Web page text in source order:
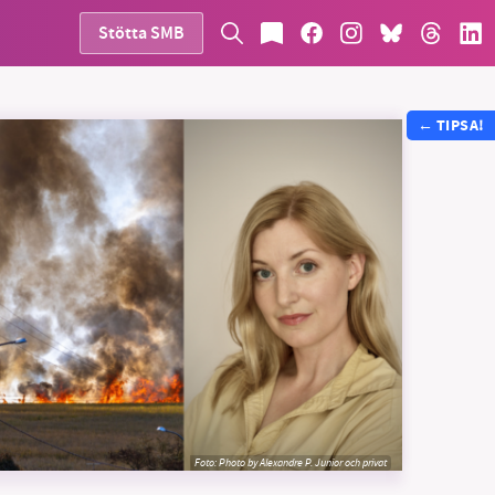
Stötta SMB
Foto:Photo by Alexandre P. Junior och privat
← TIPSA!